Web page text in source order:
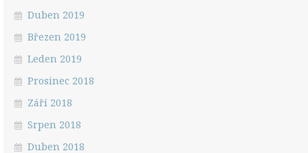
Duben 2019
Březen 2019
Leden 2019
Prosinec 2018
Září 2018
Srpen 2018
Duben 2018